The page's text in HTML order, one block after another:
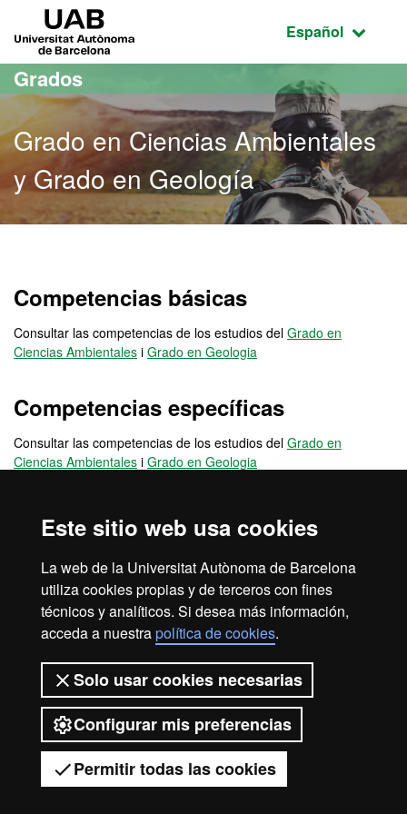
Este sitio web usa cookies
La web de la Universitat Autònoma de Barcelona
utiliza cookies propias y de terceros con fines
técnicos y analíticos. Si desea más información,
acceda a nuestrapolítica de cookies.
Solo usar cookies necesarias
Configurar mis preferencias
Permitir todas las cookies
Acceso al contenido principal
Acceso a la navegación de la página
Idioma
Español
Grados
Grado en Ciencias Ambientales
y Grado en Geología
Tienes dudas?
Competencias básicas
Consultar las competencias de los estudios del Grado en
Ciencias Ambientales i Grado en Geologia
Competencias específicas
Consultar las competencias de los estudios del Grado en
Ciencias Ambientales i Grado en Geologia
Competencias transversales
Ciencias AmbientalesiGrado en Geologia
Accesibilidad web
Mapa del web UAB
2026 Universitat Autònoma de
Barcelona